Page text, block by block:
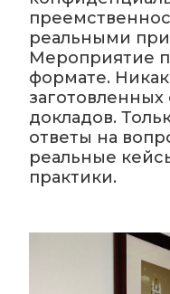
реальными
Мероприятие
формате.
заготовленных
докладов.
ответы на
реальные
практики.